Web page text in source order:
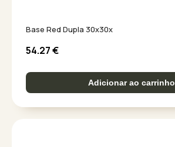
Base Red Dupla 30x30x
54.27€
Adicionar ao carrinho